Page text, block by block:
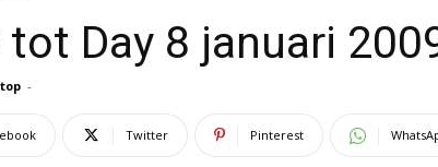
tot Day 8 januari
-
Twitter Pinterest